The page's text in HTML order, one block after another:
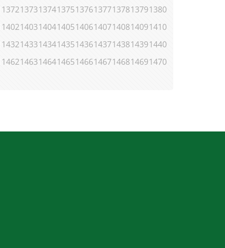
137213731374137513761377137813791380
140214031404140514061407140814091410
143214331434143514361437143814391440
146214631464146514661467146814691470